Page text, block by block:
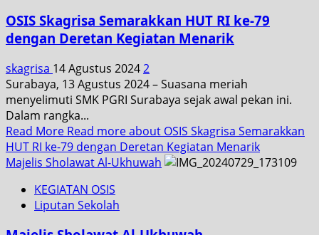
OSIS Skagrisa Semarakkan HUT RI ke-79
dengan Deretan Kegiatan Menarik
skagrisa 14 Agustus 20242
Surabaya, 13 Agustus 2024 – Suasana meriah
menyelimuti SMK PGRI Surabaya sejak awal pekan ini.
Dalam rangka...
Read More Read more about OSIS Skagrisa Semarakkan
HUT RI ke-79 dengan Deretan Kegiatan Menarik
Majelis Sholawat Al-Ukhuwah
KEGIATAN OSIS
Liputan Sekolah